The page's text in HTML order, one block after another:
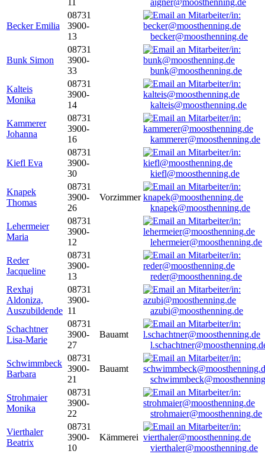
aigner@moosthenning.de
Becker Emilia
08731
3900-
13
becker@moosthenning.de
Bunk Simon
08731
3900-
33
bunk@moosthenning.de
Kalteis
Monika
08731
3900-
14
kalteis@moosthenning.de
Kammerer
Johanna
08731
3900-
16
kammerer@moosthenning.de
Kiefl Eva
08731
3900-
30
kiefl@moosthenning.de
Knapek
Thomas
08731
3900-
26
Vorzimmer
knapek@moosthenning.de
Lehermeier
Maria
08731
3900-
12
lehermeier@moosthenning.de
Reder
Jacqueline
08731
3900-
13
reder@moosthenning.de
Rexhaj
Aldoniza,
Auszubildende
08731
3900-
11
azubi@moosthenning.de
Schachtner
Lisa-Marie
08731
3900-
27
Bauamt
Schwimmbeck
Barbara
08731
3900-
21
Bauamt
Strohmaier
Monika
08731
3900-
22
strohmaier@moosthenning.de
Vierthaler
Beatrix
08731
3900-
10
Kämmerei
vierthaler@moosthenning.de